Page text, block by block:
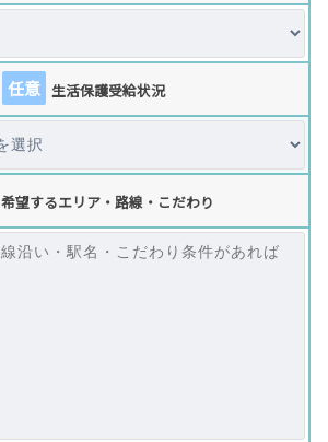
任意 生活保護受給状況
希望するエリア・路線・こだわり